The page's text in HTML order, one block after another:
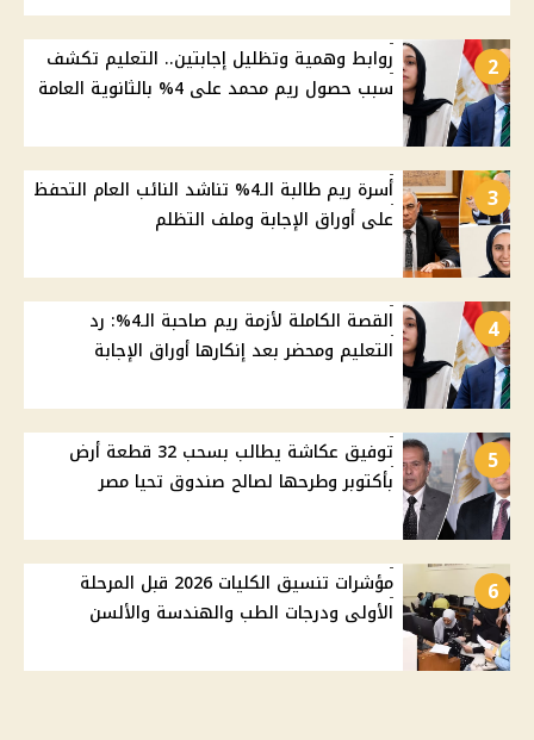
2
روابط وهمية وتظليل إجابتين.. التعليم تكشف
سبب حصول ريم محمد على 4% بالثانوية العامة
3
أسرة ريم طالبة الـ4% تناشد النائب العام التحفظ
على أوراق الإجابة وملف التظلم
4
القصة الكاملة لأزمة ريم صاحبة الـ4%: رد
التعليم ومحضر بعد إنكارها أوراق الإجابة
5
توفيق عكاشة يطالب بسحب 32 قطعة أرض
بأكتوبر وطرحها لصالح صندوق تحيا مصر
6
مؤشرات تنسيق الكليات 2026 قبل المرحلة
الأولى ودرجات الطب والهندسة والألسن